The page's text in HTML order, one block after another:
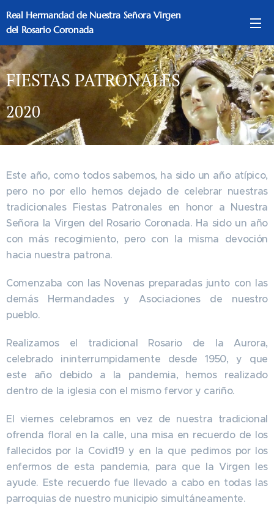
Real Hermandad de Nuestra Señora Virgen
del Rosario Coronada
FIESTAS PATRONALES
2020
Este año, como todos sabemos, ha sido un año atípico,
pero no por ello hemos dejado de celebrar nuestras
tradicionales Fiestas Patronales en honor a Nuestra
Señora la Virgen del Rosario Coronada. Ha sido un año
con más recogimiento, pero con la misma devoción
hacia nuestra patrona.
Comenzaba con las Novenas preparadas junto con las
demás Hermandades y Asociaciones de nuestro
pueblo.
Realizamos el tradicional Rosario de la Aurora,
celebrado ininterrumpidamente desde 1950, y que
este año debido a la pandemia, hemos realizado
dentro de la iglesia con el mismo fervor y cariño.
El viernes celebramos en vez de nuestra tradicional
ofrenda floral en la calle, una misa en recuerdo de los
fallecidos por la Covid19 y en la que pedimos por los
enfermos de esta pandemia, para que la Virgen les
ayude. Este recuerdo fue llevado a cabo en todas las
parroquias de nuestro municipio simultáneamente.